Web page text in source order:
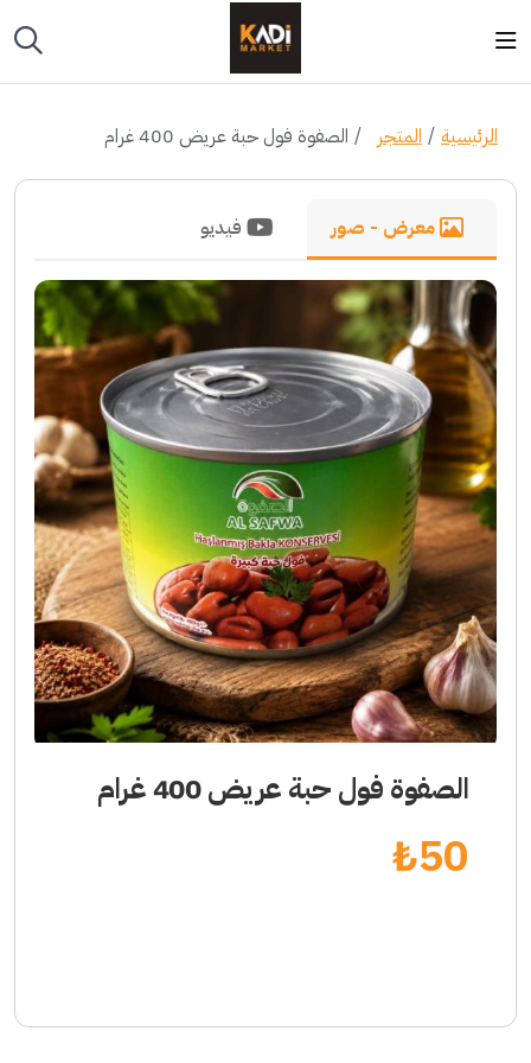
الرئيسية المتجر الصفوة فول حبة عريض 400 غرام
معرض - صور فيديو
الصفوة فول حبة عريض 400 غرام
50
₺